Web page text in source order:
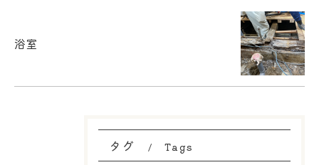
浴室
タグ Tags